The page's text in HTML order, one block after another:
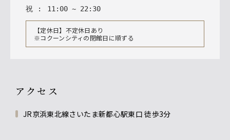
祝 : 11 : 00 ~ 22 : 30
【定休日】不定休日あり
※コクーンシティの閉館日に順ずる
アクセス
JR京浜東北線さいたま新都心駅東口 徒歩3分